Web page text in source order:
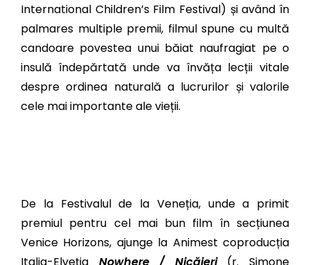
International Children’s Film Festival) și având în
palmares multiple premii, filmul spune cu multă
candoare povestea unui băiat naufragiat pe o
insulă îndepărtată unde va învăța lecții vitale
despre ordinea naturală a lucrurilor și valorile
cele mai importante ale vieții.
De la Festivalul de la Veneția, unde a primit
premiul pentru cel mai bun film în secțiunea
Venice Horizons, ajunge la Animest coproducția
Italia-Elveția Nowhere / Nicăieri (r. Simone